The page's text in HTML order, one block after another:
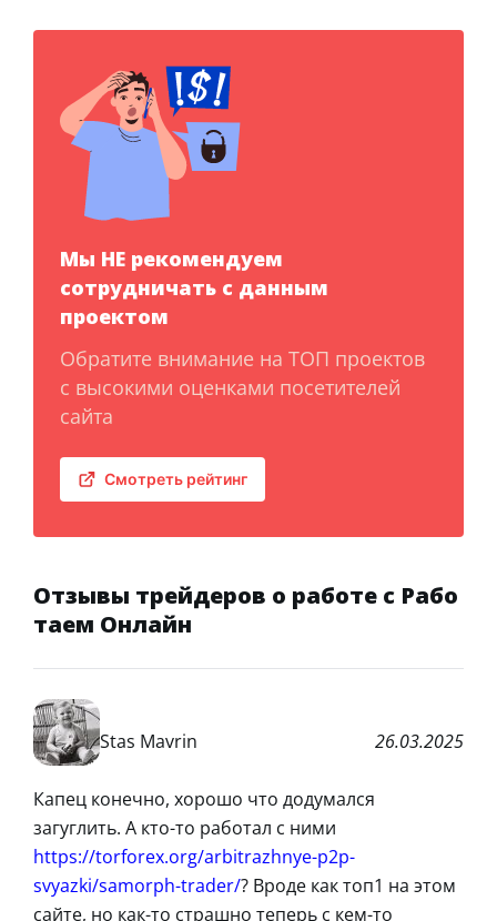
Мы НЕ рекомендуем
сотрудничать с данным
проектом
Обратите внимание на ТОП проектов
с высокими оценками посетителей
сайта
Смотреть рейтинг
Отзывы трейдеров о работе с Рабо
таем Онлайн
Stas Mavrin 26.03.2025
Капец конечно, хорошо что додумался
загуглить. А кто-то работал с ними
https://torforex.org/arbitrazhnye-p2p-
svyazki/samorph-trader/? Вроде как топ1 на этом
сайте, но как-то страшно теперь с кем-то